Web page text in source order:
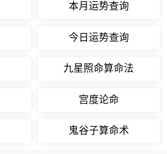
本月运势查询
今日运势查询
九星照命算命法
宫度论命
鬼谷子算命术